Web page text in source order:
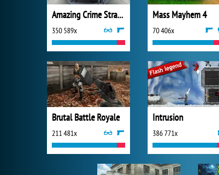
Amazing Crime Strange Stickman
350 589x
Mass Mayhem 4
70 406x
Brutal Battle Royale
211 481x
Intrusion
386 771x